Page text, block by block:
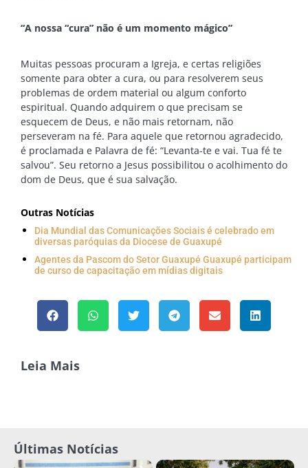
“A nossa “cura” não é um momento mágico”
Muitas pessoas procuram a Igreja, e certas religiões
somente para obter a cura, ou para resolverem seus
problemas de ordem material ou algum conforto
espiritual. Quando adquirem o que precisam se
esquecem de Deus, e não mais retornam, não
perseveram na fé. Para aquele que retornou agradecido,
é proclamada e Palavra de fé: “Levanta-te e vai. Tua fé te
salvou”. Seu retorno a Jesus possibilitou o acolhimento do
dom de Deus, que é sua salvação.
Outras Notícias
Dia Mundial das Comunicações Sociais é celebrado em
diversas paróquias da Diocese de Guaxupé
Agentes da Pascom do Setor Guaxupé Guaxupé participam
de curso de capacitação em mídias digitais
Leia Mais
Últimas Notícias